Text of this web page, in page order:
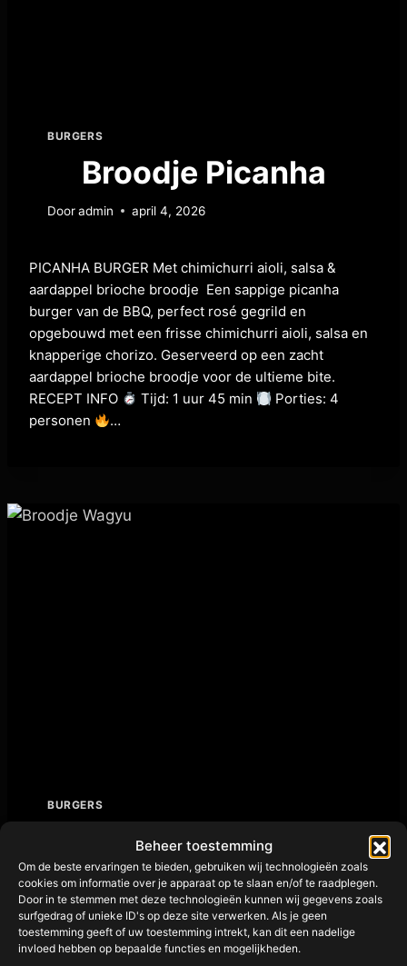
Beheer toestemming
Om de beste ervaringen te bieden, gebruiken wij technologieën zoals
cookies om informatie over je apparaat op te slaan en/of te raadplegen.
Door in te stemmen met deze technologieën kunnen wij gegevens zoals
surfgedrag of unieke ID's op deze site verwerken. Als je geen
toestemming geeft of uw toestemming intrekt, kan dit een nadelige
invloed hebben op bepaalde functies en mogelijkheden.
BURGERS
Broodje Picanha
Dooradmin april 4, 2026
PICANHA BURGER Met chimichurri aioli, salsa &
aardappel brioche broodje Een sappige picanha
burger van de BBQ, perfect rosé gegrild en
opgebouwd met een frisse chimichurri aioli, salsa en
knapperige chorizo. Geserveerd op een zacht
aardappel brioche broodje voor de ultieme bite.
RECEPT INFO
Tijd: 1 uur 45 min
Porties: 4
personen
…
BURGERS
Broodje Wagyu
Door admin april 4, 2026
Wagyu Burger van de BBQ met Champignons & Old
Amsterdam Een luxe burger van de BBQ: sappig